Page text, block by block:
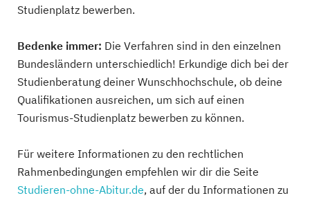
Studienplatz bewerben.
Bedenke immer: Die Verfahren sind in den einzelnen
Bundesländern unterschiedlich! Erkundige dich bei der
Studienberatung deiner Wunschhochschule, ob deine
Qualifikationen ausreichen, um sich auf einen
Tourismus-Studienplatz bewerben zu können.
Für weitere Informationen zu den rechtlichen
Rahmenbedingungen empfehlen wir dir die Seite
Studieren-ohne-Abitur.de, auf der du Informationen zu